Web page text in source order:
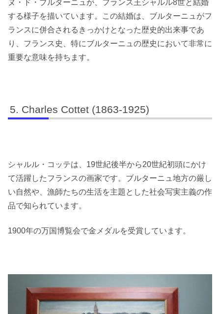
ヌ・ド・ブルターニュが、フランス王シャルル8世と結婚
する様子を描いています。この結婚は、ブルターニュがフ
ランスに併合されるきっかけとなった歴史的出来事であ
り、フランス史、特にブルターニュの歴史において非常に
重要な意味を持ちます。
Charles Cottet (1863-1925)
シャルル・コッテは、19世紀後半から20世紀初頭にかけ
て活躍したフランスの画家です。ブルターニュ地方の厳し
い自然や、漁師たちの生活を主題とした社会写実主義の作
品で知られています。
1900年の万国博覧会で金メダルを受賞しています。